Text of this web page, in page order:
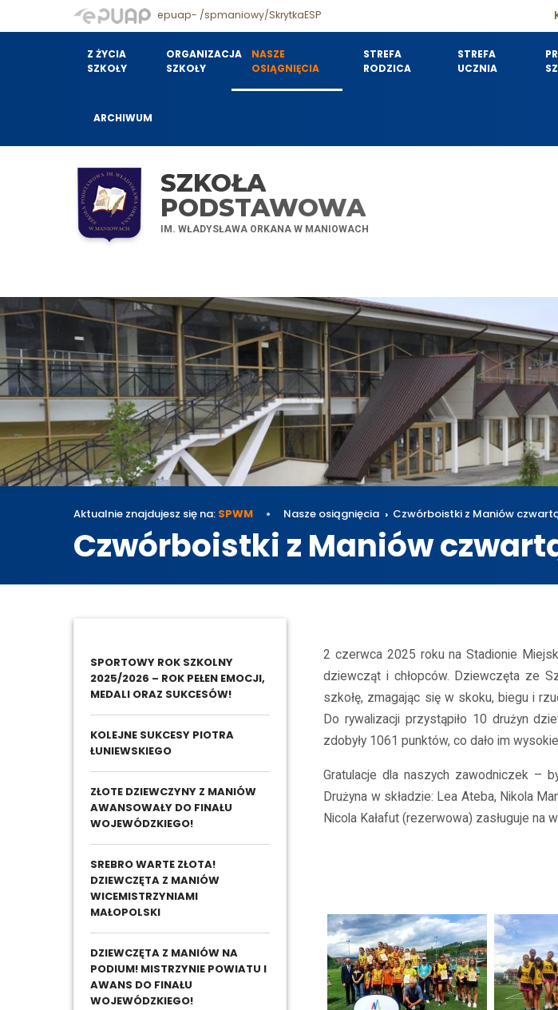
epuap- /spmaniowy/SkrytkaESP
Z ŻYCIA
SZKOŁY
ORGANIZACJA
SZKOŁY
NASZE
OSIĄGNIĘCIA
STREFA
RODZICA
STREFA
UCZNIA
ARCHIWUM
SZKOŁA
PODSTAWOWA
IM. WŁADYSŁAWA ORKANA W MANIOWACH
Aktualnie znajdujesz się na: SPWM Nasze osiągnięcia Czwórboistki z Maniów
Czwórboistki z Maniów
SPORTOWY ROK SZKOLNY
2025/2026 – ROK PEŁEN EMOCJI,
MEDALI ORAZ SUKCESÓW!
KOLEJNE SUKCESY PIOTRA
ŁUNIEWSKIEGO
ZŁOTE DZIEWCZYNY Z MANIÓW
AWANSOWAŁY DO FINAŁU
WOJEWÓDZKIEGO!
SREBRO WARTE ZŁOTA!
DZIEWCZĘTA Z MANIÓW
WICEMISTRZYNIAMI
MAŁOPOLSKI
DZIEWCZĘTA Z MANIÓW NA
PODIUM! MISTRZYNIE POWIATU I
AWANS DO FINAŁU
WOJEWÓDZKIEGO!
2 czerwca 2025 roku na Stadionie
dziewcząt i chłopców. Dziewczęta ze
szkołę, zmagając się w skoku, biegu i
Do rywalizacji przystąpiło 10 drużyn
zdobyły 1061 punktów, co dało im
Gratulacje dla naszych zawodniczek –
Drużyna w składzie: Lea Ateba, Nikola
Nicola Kałafut (rezerwowa) zasługuje na